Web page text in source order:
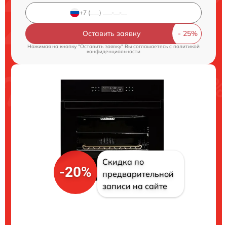
Оставить заявку
Нажимая на кнопку "Оставить заявку" Вы соглашаетесь cполитикой
конфиденциальности
-20%
Скидка по
предварительной
записи на сайте